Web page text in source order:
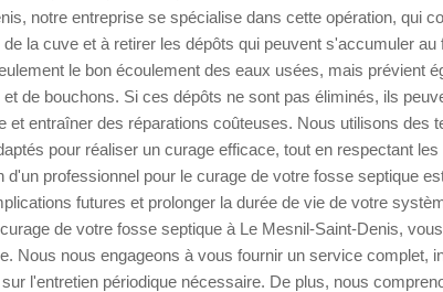
notre entreprise se spécialise dans cette opération, qui
la cuve et à retirer les dépôts qui peuvent s'accumuler au
le bon écoulement des eaux usées, mais prévient
de bouchons. Si ces dépôts ne sont pas éliminés, ils
et entraîner des réparations coûteuses. Nous utilisons des
pour réaliser un curage efficace, tout en respectant les
d'un professionnel pour le curage de votre fosse septique
futures et prolonger la durée de vie de votre
de votre fosse septique à Le Mesnil-Saint-Denis,
Nous nous engageons à vous fournir un service complet,
l'entretien périodique nécessaire. De plus, nous